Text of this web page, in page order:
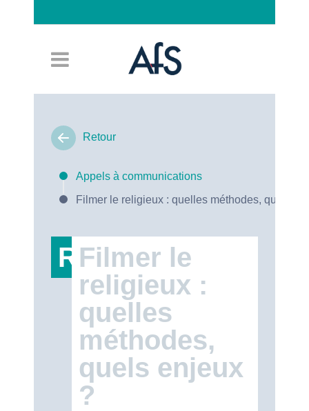
Retour
Appels à communications
Filmer le religieux : quelles méthodes, quels
RT47
Filmer le
religieux :
quelles
méthodes,
quels enjeux
?